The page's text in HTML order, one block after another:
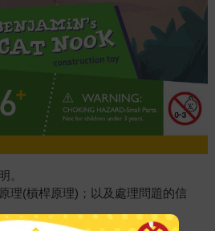
。
理(槓桿原理)；以及處理問題的信
更完整喔。